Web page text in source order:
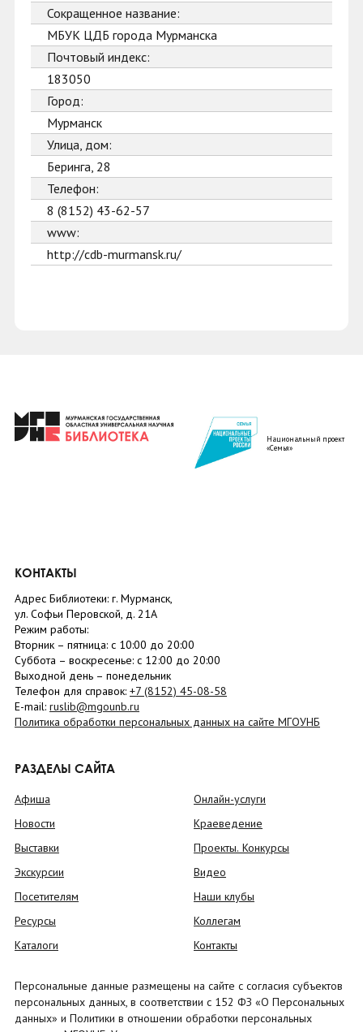
Сокращенное название:
МБУК ЦДБ города Мурманска
Почтовый индекс:
183050
Город:
Мурманск
Улица, дом:
Беринга, 28
Телефон:
8 (8152) 43-62-57
www:
http://cdb-murmansk.ru/
Национальный проект
«Семья»
КОНТАКТЫ
Адрес Библиотеки: г. Мурманск,
ул. Софьи Перовской, д. 21А
Режим работы:
Вторник – пятница: с 10:00 до 20:00
Суббота – воскресенье: c 12:00 до 20:00
Выходной день – понедельник
Телефон для справок: +7 (8152) 45-08-58
E-mail: ruslib@mgounb.ru
Политика обработки персональных данных на сайте МГОУНБ
РАЗДЕЛЫ САЙТА
Афиша
Новости
Выставки
Экскурсии
Посетителям
Ресурсы
Каталоги
Онлайн-услуги
Краеведение
Проекты. Конкурсы
Видео
Наши клубы
Коллегам
Контакты
Персональные данные размещены на сайте с согласия субъектов
персональных данных, в соответствии с 152 ФЗ «О Персональных
данных» и Политики в отношении обработки персональных